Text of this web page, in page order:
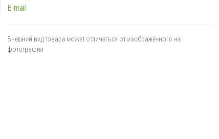
E-mail
Внешний вид товара может отличаться от изображённого на
фотографии